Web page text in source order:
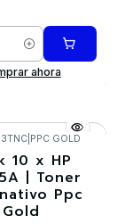
ahora
PPC GOLD
10 x HP
| Toner
Ppc
Gold